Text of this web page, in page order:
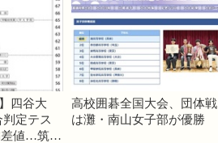
四谷大
定テス
差値…筑駒
高校囲碁全国大会、団体戦
は灘・南山女子部が優勝